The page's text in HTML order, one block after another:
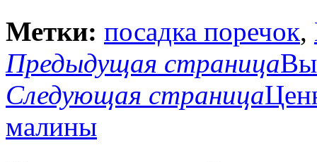
Метки: посадка поречок,
Предыдущая страница
Следующая страница
малины